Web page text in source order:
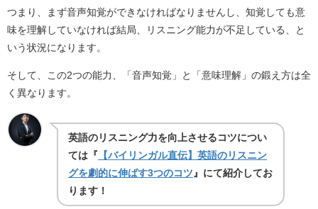
つまり、まず音声知覚ができなければなりませんし、知覚しても意
味を理解していなければ結局、リスニング能力が不足している、と
いう状況になります。
そして、この2つの能力、「音声知覚」と「意味理解」の鍛え方は全
く異なります。
英語のリスニング力を向上させるコツについ
ては『 【バイリンガル直伝】英語のリスニン
グを劇的に伸ばす3つのコツ 』にて紹介してお
ります！